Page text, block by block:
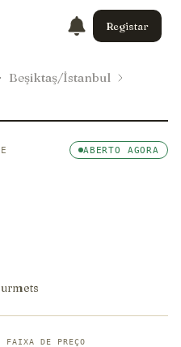
Registar
Beşiktaş/İstanbul
ABERTO AGORA
FAIXA DE PREÇO